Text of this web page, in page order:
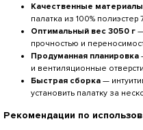
Качественные материалы
палатка из 100%
Оптимальный вес 3050 г
прочностью и
Продуманная планировка
и вентиляционные
Быстрая сборка —
установить палатку за
Рекомендации по